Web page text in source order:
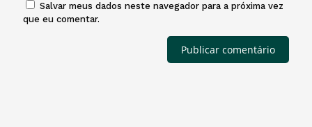
Salvar meus dados neste navegador para a próxima vez
que eu comentar.